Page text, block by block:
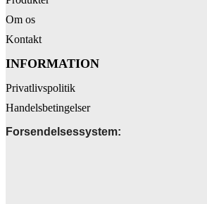
Om os
Kontakt
INFORMATION
Privatlivspolitik
Handelsbetingelser
Forsendelsessystem: